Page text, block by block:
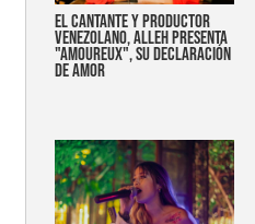
EL CANTANTE Y PRODUCTOR
VENEZOLANO, ALLEH PRESENTA
"AMOUREUX", SU DECLARACIÓN
DE AMOR